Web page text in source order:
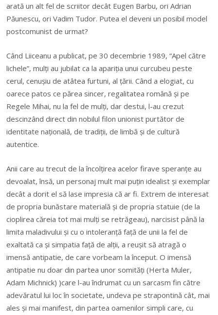
arată un alt fel de scriitor decât Eugen Barbu, ori Adrian
Păunescu, ori Vadim Tudor. Putea el deveni un posibil model
postcomunist de urmat?
Când Liiceanu a publicat, pe 30 decembrie 1989, “Apel către
lichele”, mulți au jubilat ca la apariția unui curcubeu peste
cerul, cenușiu de atâtea furtuni, al țării. Când a elogiat, cu
oarece patos ce părea sincer, regalitatea română și pe
Regele Mihai, nu la fel de mulți, dar destui, l-au crezut
descinzând direct din nobilul filon unionist purtător de
identitate națională, de tradiții, de limbă și de cultură
autentice.
Anii care au trecut de la încolțirea acelor firave speranțe au
devoalat, însă, un personaj mult mai puțin idealist și exemplar
decât a dorit el să lase impresia că ar fi. Extrem de interesat
de propria bunăstare materială și de propria statuie (de la
cioplirea căreia tot mai mulți se retrăgeau), narcisist până la
limita maladivului și cu o intoleranță față de unii la fel de
exaltată ca și simpatia față de alții, a reușit să atragă o
imensă antipatie, de care vorbeam la început. O imensă
antipatie nu doar din partea unor somități (Herta Muler,
Adam Michnick) )care l-au îndrumat cu un sarcasm fin către
adevăratul lui loc în societate, undeva pe strapontină cât, mai
ales și mai manifest, din partea oamenilor simpli care, cu